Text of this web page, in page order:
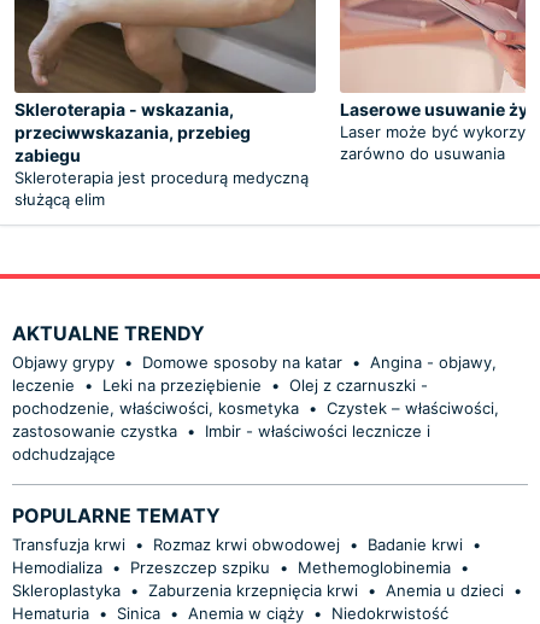
Skleroterapia - wskazania,
przeciwwskazania, przebieg
zabiegu
Skleroterapia jest procedurą medyczną
służącą elim
Laserowe usuwanie
Laser może być
zarówno do usuwania
AKTUALNE TRENDY
Objawy grypy • Domowe sposoby na katar • Angina - objawy,
leczenie
• Leki na przeziębienie • Olej z czarnuszki -
pochodzenie, właściwości, kosmetyka • Czystek – właściwości,
zastosowanie czystka •
Imbir - właściwości lecznicze i
odchudzające
POPULARNE TEMATY
Transfuzja krwi • Rozmaz krwi obwodowej • Badanie krwi •
Hemodializa • Przeszczep szpiku • Methemoglobinemia •
Skleroplastyka • Zaburzenia krzepnięcia krwi • Anemia u dzieci •
Hematuria • Sinica • Anemia w ciąży •
Niedokrwistość